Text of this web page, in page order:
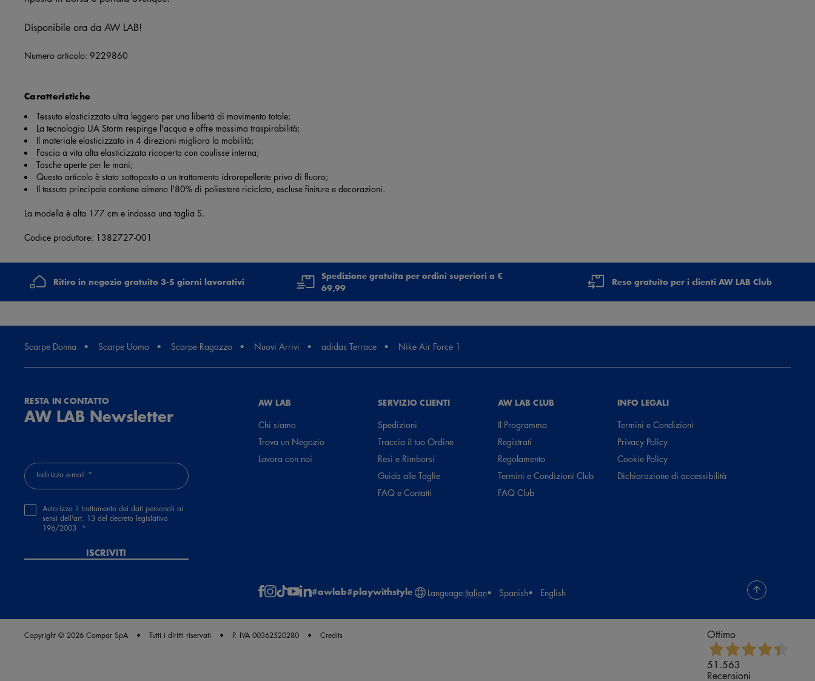
Disponibile ora da AW LAB!
Numero articolo: 9229860
Caratteristiche
Tessuto elasticizzato ultra leggero per una libertà di movimento totale;
La tecnologia UA Storm respinge l'acqua e offre massima traspirabilità;
Il materiale elasticizzato in 4 direzioni migliora la mobilità;
Fascia a vita alta elasticizzata ricoperta con coulisse interna;
Tasche aperte per le mani;
Questo articolo è stato sottoposto a un trattamento idrorepellente privo di fluoro;
Il tessuto principale contiene almeno l'80% di poliestere riciclato, escluse finiture e decorazioni.
La modella è alta 177 cm e indossa una taglia S.
Codice produttore: 1382727-001
Ritiro in negozio gratuito 3-5 giorni lavorativi
Spedizione gratuita per ordini superiori a €
69,99
Reso gratuito per i clienti AW LAB Club
Scarpe Donna Scarpe Uomo Scarpe Ragazzo Nuovi Arrivi adidas Terrace Nike Air Force 1
RESTA IN CONTATTO
AW LAB Newsletter
Indirizzo e-mail
Autorizzo il trattamento dei dati personali ai
sensi dell'art. 13 del decreto legislativo
196/2003
ISCRIVITI
AW LAB
Chi siamo
Trova un Negozio
Lavora con noi
SERVIZIO CLIENTI
Spedizioni
Traccia il tuo Ordine
Resi e Rimborsi
Guida alle Taglie
FAQ e Contatti
AW LAB CLUB
Il Programma
Registrati
Regolamento
Termini e Condizioni Club
FAQ Club
INFO LEGALI
Termini e Condizioni
Privacy Policy
Cookie Policy
Dichiarazione di accessibilità
#awlab#playwithstyle Language:Italian Spanish English
Copyright © 2026 Compar SpA Tutti i diritti riservati P. IVA 00362520280 Credits Ottimo
51.563
Recensioni